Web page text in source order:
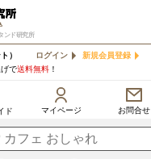
ンド研究所
） ログイン
新規会員登録
で送料無料 ！
ド マイページ お問合せ